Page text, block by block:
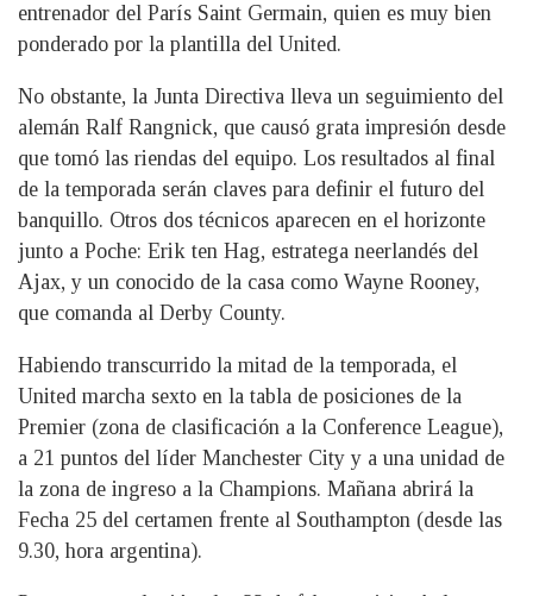
entrenador del París Saint Germain, quien es muy bien
ponderado por la plantilla del United.
No obstante, la Junta Directiva lleva un seguimiento del
alemán Ralf Rangnick, que causó grata impresión desde
que tomó las riendas del equipo. Los resultados al final
de la temporada serán claves para definir el futuro del
banquillo. Otros dos técnicos aparecen en el horizonte
junto a Poche: Erik ten Hag, estratega neerlandés del
Ajax, y un conocido de la casa como Wayne Rooney,
que comanda al Derby County.
Habiendo transcurrido la mitad de la temporada, el
United marcha sexto en la tabla de posiciones de la
Premier (zona de clasificación a la Conference League),
a 21 puntos del líder Manchester City y a una unidad de
la zona de ingreso a la Champions. Mañana abrirá la
Fecha 25 del certamen frente al Southampton (desde las
9.30, hora argentina).